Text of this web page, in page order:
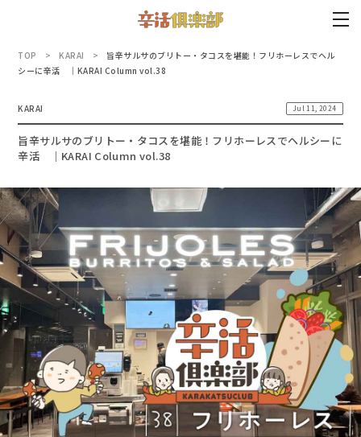
TOP KARAI
旨辛サルサのブリトー・タコスを堪能！フリホーレスでヘル
シーに辛活 ｜KARAI Column vol.38
KARAI Jul 11, 2024
旨辛サルサのブリトー・タコスを堪能！フリホーレスでヘルシーに
辛活 ｜KARAI Column vol.38